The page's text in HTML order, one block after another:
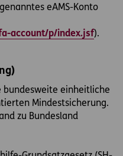
eAMS-Konto
account/p/index.jsf).
bundesweite einheitliche
Mindestsicherung.
zu Bundesland